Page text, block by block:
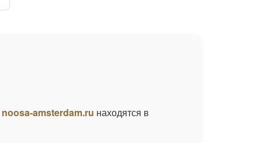
noosa-amsterdam.ru находятся в